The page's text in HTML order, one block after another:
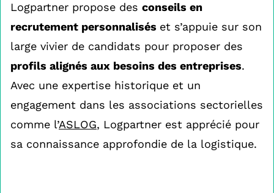
Logpartner propose des conseils en
recrutement personnalisés et s’appuie sur son
large vivier de candidats pour proposer des
profils alignés aux besoins des entreprises.
Avec une expertise historique et un
engagement dans les associations sectorielles
comme l’ASLOG, Logpartner est apprécié pour
sa connaissance approfondie de la logistique.